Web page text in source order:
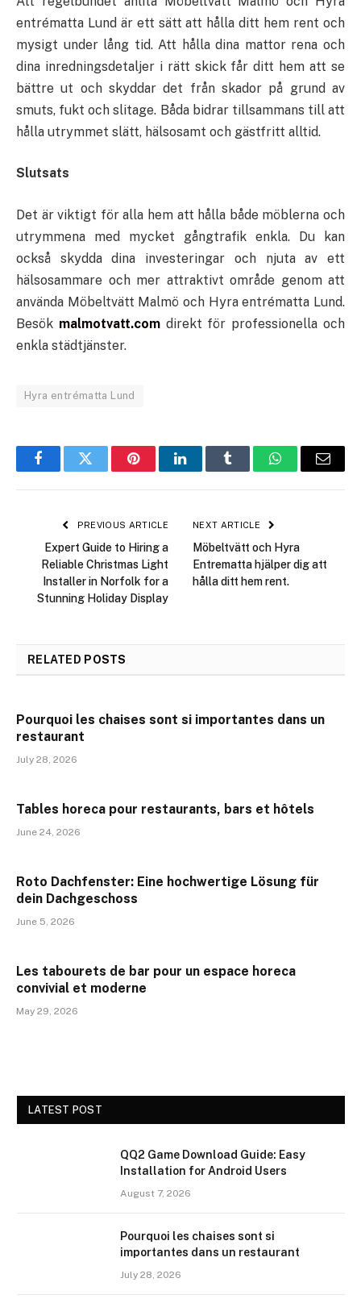
entrématta Lund är ett sätt att hålla ditt hem rent och
mysigt under lång tid. Att hålla dina mattor rena och
dina inredningsdetaljer i rätt skick får ditt hem att se
bättre ut och skyddar det från skador på grund av
smuts, fukt och slitage. Båda bidrar tillsammans till att
hålla utrymmet slätt, hälsosamt och gästfritt alltid.
Slutsats
Det är viktigt för alla hem att hålla både möblerna och
utrymmena med mycket gångtrafik enkla. Du kan
också skydda dina investeringar och njuta av ett
hälsosammare och mer attraktivt område genom att
använda Möbeltvätt Malmö och Hyra entrématta Lund.
Besök malmotvatt.comdirekt för professionella och
enkla städtjänster.
Hyra entrématta Lund
FacebookTwitter PinterestLinkedInTumblr WhatsAppEmail
PREVIOUS ARTICLE
Expert Guide to Hiring a
Reliable Christmas Light
Installer in Norfolk for a
Stunning Holiday Display
NEXT ARTICLE
Möbeltvätt och Hyra
Entrematta hjälper dig att
hålla ditt hem rent.
RELATED POSTS
Pourquoi les chaises sont si importantes dans un
restaurant
July 28, 2026
Tables horeca pour restaurants, bars et hôtels
June 24, 2026
Roto Dachfenster: Eine hochwertige Lösung für
dein Dachgeschoss
June 5, 2026
Les tabourets de bar pour un espace horeca
convivial et moderne
May 29, 2026
LATEST POST
QQ2 Game Download Guide: Easy
Installation for Android Users
August 7, 2026
Pourquoi les chaises sont si
importantes dans un restaurant
July 28, 2026